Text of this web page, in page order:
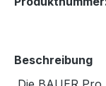
Beschreibung